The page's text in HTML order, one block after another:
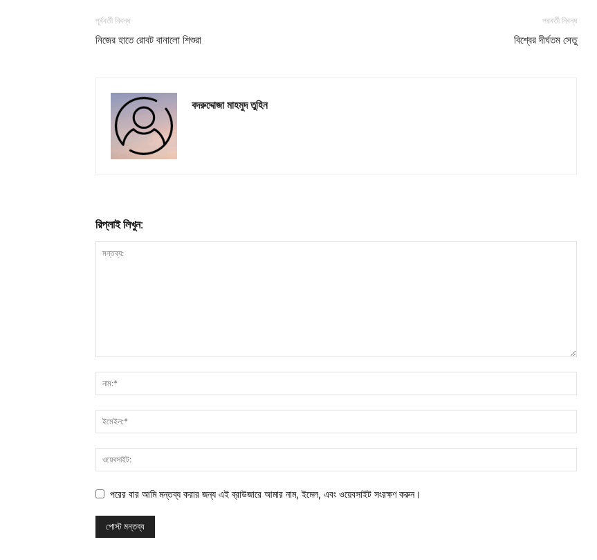
পূর্ববর্তী নিবন্ধ
নিজের হাতে রোবট বানালো শিশুরা
পরবর্তী নিবন্ধ
বিশ্বের দীর্ঘতম সেতু
বদরুদ্দোজা মাহমুদ তুহিন
রিপ্লাই লিখুন:
পরের বার আমি মন্তব্য করার জন্য এই ব্রাউজারে আমার নাম, ইমেল, এবং ওয়েবসাইট সংরক্ষণ করুন।